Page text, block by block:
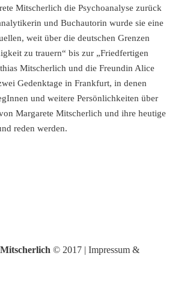
Mitscherlich die Psychoanalyse zurück
und Buchautorin wurde sie eine
weit über die deutschen Grenzen
zu trauern“ bis zur „Friedfertigen
Mitscherlich und die Freundin Alice
Gedenktage in Frankfurt, in denen
und weitere Persönlichkeiten über
Margarete Mitscherlich und ihre heutige
reden werden.
© 2017 | Impressum &